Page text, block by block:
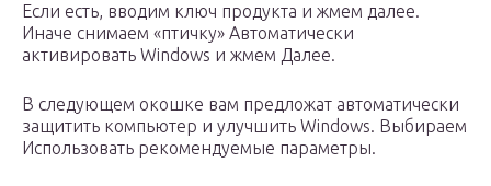
Если есть, вводим ключ продукта и жмем далее.
Иначе снимаем «птичку» Автоматически
активировать Windows и жмем Далее.
В следующем окошке вам предложат автоматически
защитить компьютер и улучшить Windows. Выбираем
Использовать рекомендуемые параметры.